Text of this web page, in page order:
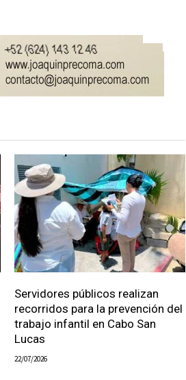
Servidores públicos realizan
recorridos para la prevención del
trabajo infantil en Cabo San
Lucas
22/07/2026